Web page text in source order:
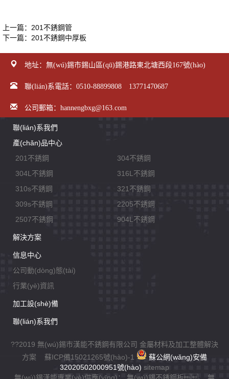
上一篇： 201不銹鋼管
下一篇： 201不銹鋼中厚板
地址：無(wú)錫市錫山區(qū)錫港路東北塘西段167號(hào)
聯(lián)系電話：0510-88899808 13771470687
公司郵箱：hannengbxg@163.com
聯(lián)系我們
產(chǎn)品中心
201不銹鋼
304不銹鋼
304L不銹鋼
316L不銹鋼
310s不銹鋼
321不銹鋼
309s不銹鋼
2205不銹鋼
2507不銹鋼
904L不銹鋼
解決方案
信息中心
公司動(dòng)態(tài)
行業(yè)資訊
加工設(shè)備
聯(lián)系我們
??2019 無(wú)錫市漢能不銹鋼有限公司 金屬材料及加工整體解決
方案 蘇ICP備15021265號(hào)-1
蘇公網(wǎng)安備
32020502000951號(hào) sitemap